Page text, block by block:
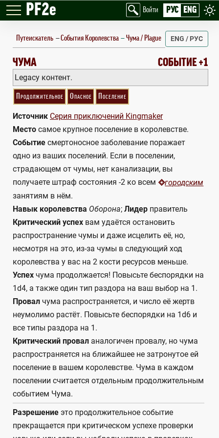
PF2e Войти РУС ENG
Путеискатель —События Королевства Чума / Plague ENG / РУС
ЧУМА
PLAGUE СОБЫТИЕ +1
Legacy контент.
Продолжительное Опасное Поселение
Источник Серия приключений Kingmaker
Место самое крупное поселение в королевстве.
Событие смертоносное заболевание поражает
одно из ваших поселений. Если в поселении,
страдающем от чумы, нет канализации, вы
получаете штраф состояния -2 ко всем
городским
занятиям в нём.
Навык королевства Оборона; Лидер правитель
Критический успех вам удаётся остановить
распространение чумы и даже исцелить её, но,
несмотря на это, из-за чумы в следующий ход
королевства у вас на 2 кости ресурсов меньше.
Успех чума продолжается! Повысьте беспорядки на
1d4, а также один тип раздора на ваш выбор на 1.
Провал чума распространяется, и число её жертв
неумолимо растёт. Повысьте беспорядки на 1d6 и
все типы раздора на 1.
Критический провал аналогичен провалу, но чума
распространяется на ближайшее не затронутое ей
поселение в вашем королевстве. Чума в каждом
поселении считается отдельным продолжительным
событием Чума.
Разрешение это продолжительное событие
прекращается при критическом успехе проверки